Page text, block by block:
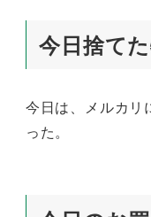
今日捨て
今日は、メルカリ
った。